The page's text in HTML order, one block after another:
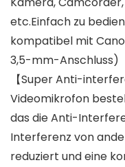
etc.Einfach zu
kompatibel mit
3,5-mm-Anschluss)
【Super Anti-
Videomikrofon
das die Anti-
Interferenz von
reduziert und eine